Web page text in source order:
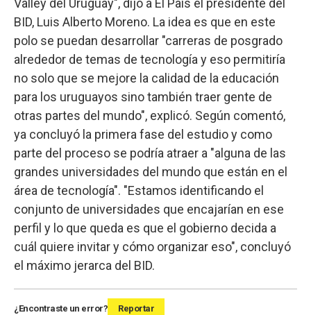
Valley del Uruguay", dijo a El País el presidente del
BID, Luis Alberto Moreno. La idea es que en este
polo se puedan desarrollar "carreras de posgrado
alrededor de temas de tecnología y eso permitiría
no solo que se mejore la calidad de la educación
para los uruguayos sino también traer gente de
otras partes del mundo", explicó. Según comentó,
ya concluyó la primera fase del estudio y como
parte del proceso se podría atraer a "alguna de las
grandes universidades del mundo que están en el
área de tecnología". "Estamos identificando el
conjunto de universidades que encajarían en ese
perfil y lo que queda es que el gobierno decida a
cuál quiere invitar y cómo organizar eso", concluyó
el máximo jerarca del BID.
¿Encontraste un error? Reportar